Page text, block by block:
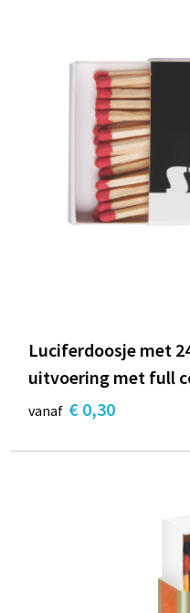
Luciferdoosje met
uitvoering met full
vanaf € 0,30